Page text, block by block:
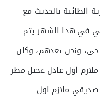
الطائية بالحديث مع
في هذا الشهر يتم
ونحن بعدهم، وكان
اول عادل عجيل مطر
صديقي ملازم اول